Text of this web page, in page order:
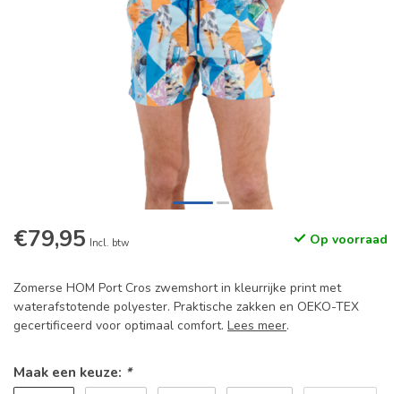
€79,95 Incl. btw Op voorraad
Zomerse HOM Port Cros zwemshort in kleurrijke print met
waterafstotende polyester. Praktische zakken en OEKO-TEX
gecertificeerd voor optimaal comfort. Lees meer.
Maak een keuze: *